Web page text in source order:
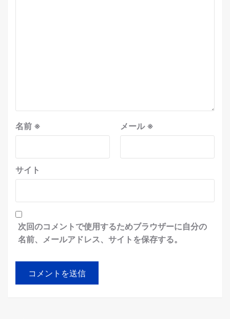
名前 ※ メール※
サイト
次回のコメントで使用するためブラウザーに自分の
名前、メールアドレス、サイトを保存する。